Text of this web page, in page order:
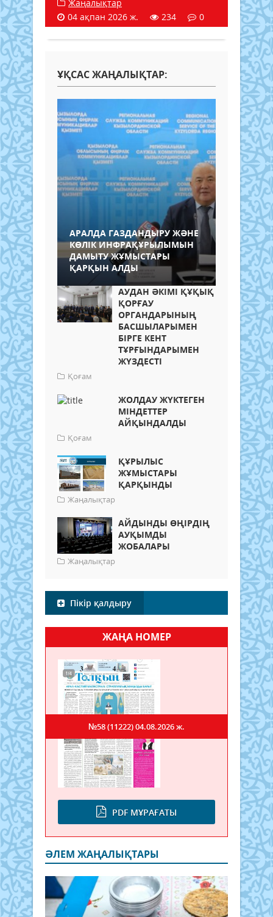
Жаңалықтар
04 ақпан 2026 ж.
234 0
ҰҚСАС ЖАҢАЛЫҚТАР:
АРАЛДА ГАЗДАНДЫРУ ЖӘНЕ
КӨЛІК ИНФРАҚҰРЫЛЫМЫН
ДАМЫТУ ЖҰМЫСТАРЫ
ҚАРҚЫН АЛДЫ
АУДАН ӘКІМІ ҚҰҚЫҚ
ҚОРҒАУ
ОРГАНДАРЫНЫҢ
БАСШЫЛАРЫМЕН
БІРГЕ КЕНТ
ТҰРҒЫНДАРЫМЕН
ЖҮЗДЕСТІ
Қоғам
ЖОЛДАУ ЖҮКТЕГЕН
МІНДЕТТЕР
АЙҚЫНДАЛДЫ
Қоғам
ҚҰРЫЛЫС
ЖҰМЫСТАРЫ
ҚАРҚЫНДЫ
Жаңалықтар
АЙДЫНДЫ ӨҢІРДІҢ
АУҚЫМДЫ
ЖОБАЛАРЫ
Жаңалықтар
Пікір қалдыру
ЖАҢА НОМЕР
PDF МҰРАҒАТЫ
№58 (11222)04.08.2026 ж.
ӘЛЕМ ЖАҢАЛЫҚТАРЫ